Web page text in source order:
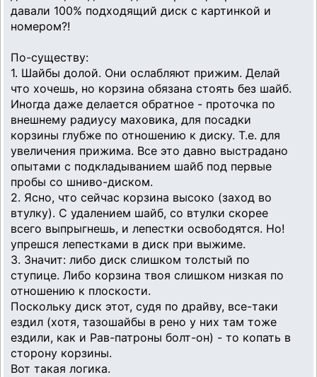
давали 100% подходящий диск с картинкой и
номером?!
По-существу:
1. Шайбы долой. Они ослабляют прижим. Делай
что хочешь, но корзина обязана стоять без шайб.
Иногда даже делается обратное - проточка по
внешнему радиусу маховика, для посадки
корзины глубже по отношению к диску. Т.е. для
увеличения прижима. Все это давно выстрадано
опытами с подкладыванием шайб под первые
пробы со шниво-диском.
2. Ясно, что сейчас корзина высоко (заход во
втулку). С удалением шайб, со втулки скорее
всего выпрыгнешь, и лепестки освободятся. Но!
упрешся лепестками в диск при выжиме.
3. Значит: либо диск слишком толстый по
ступице. Либо корзина твоя слишком низкая по
отношению к плоскости.
Поскольку диск этот, судя по драйву, все-таки
ездил (хотя, тазошайбы в рено у них там тоже
ездили, как и Рав-патроны болт-он) - то копать в
сторону корзины.
Вот такая логика.